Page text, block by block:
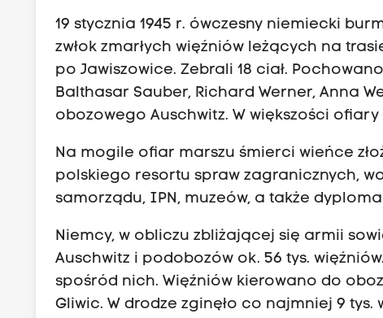
19 stycznia 1945 r. ówczesny niemiecki
zwłok zmarłych więźniów leżących na
po Jawiszowice. Zebrali 18 ciał.
Balthasar Sauber, Richard Werner, Anna
obozowego Auschwitz. W większości ofiary
Na mogile ofiar marszu śmierci wieńce
polskiego resortu spraw zagranicznych,
samorządu, IPN, muzeów, a także
Niemcy, w obliczu zbliżającej się armii
Auschwitz i podobozów ok. 56 tys.
spośród nich. Więźniów kierowano do
Gliwic. W drodze zginęło co najmniej 9